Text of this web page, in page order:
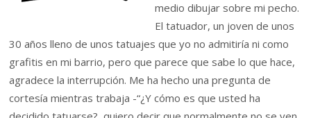
medio dibujar sobre mi pecho.
El tatuador, un joven de unos
30 años lleno de unos tatuajes que yo no admitiría ni como
grafitis en mi barrio, pero que parece que sabe lo que hace,
agradece la interrupción. Me ha hecho una pregunta de
cortesía mientras trabaja -“¿Y cómo es que usted ha